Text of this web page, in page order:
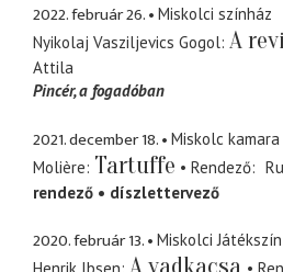
2022. február 26.
Miskolci színház
Nyikolaj Vasziljevics Gogol A
Attila
Pincér a fogadóban
2021. december 18.
Miskolc kamara
Molière Tartuffe Rendező
rendező
díszlettervező
2020. február 13.
Miskolci Játékszín